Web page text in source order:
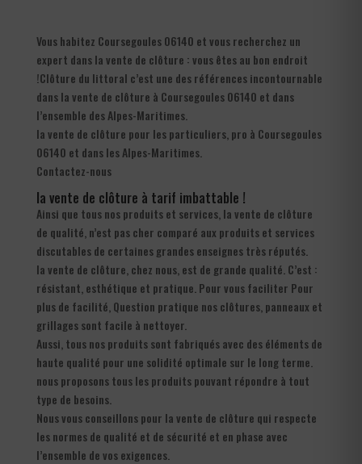
Vous habitez Coursegoules 06140 et vous recherchez un
expert dans la vente de clôture : vous êtes au bon endroit
!Clôture du littoral c’est une des références incontournable
dans la vente de clôture à Coursegoules 06140 et dans
l’ensemble des Alpes-Maritimes.
la vente de clôture pour les particuliers, pro à Coursegoules
06140 et dans les Alpes-Maritimes.
Contactez-nous
la vente de clôture à tarif imbattable !
Ainsi que tous nos produits et services, la vente de clôture
de qualité, n’est pas cher comparé aux produits et services
discutables de certaines grandes enseignes très réputés.
la vente de clôture, chez nous, est de grande qualité. C’est :
résistant, esthétique et pratique. Pour vous faciliter Pour
plus de facilité, Question pratique nos clôtures, panneaux et
grillages sont facile à nettoyer.
Aussi, tous nos produits sont fabriqués avec des éléments de
haute qualité pour une solidité optimale sur le long terme.
nous proposons tous les produits pouvant répondre à tout
type de besoins.
Nous vous conseillons pour la vente de clôture qui respecte
les normes de qualité et de sécurité et en phase avec
l’ensemble de vos exigences.